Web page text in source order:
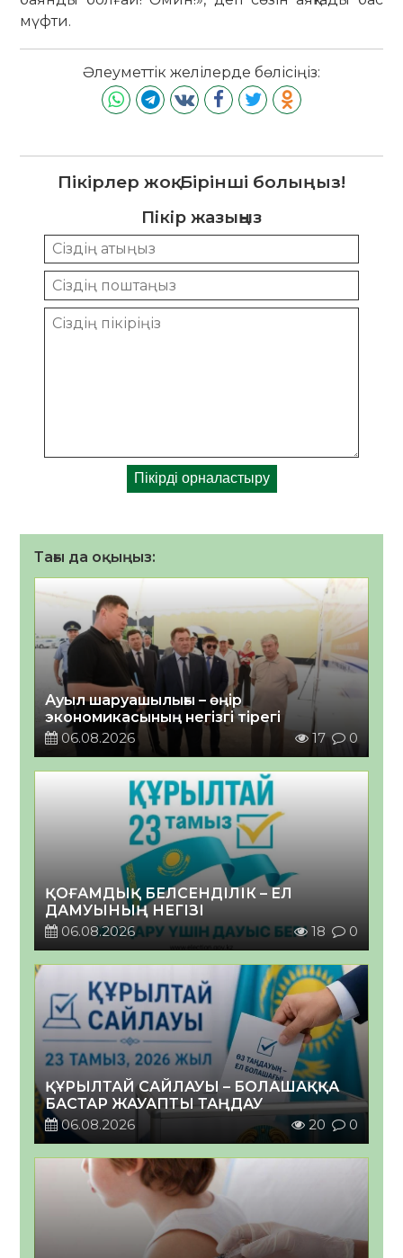
мүфти.
Әлеуметтік желілерде бөлісіңіз:
Пікірлер жоқ. Бірінші болыңыз!
Пікір жазыңыз
Тағы да оқыңыз:
Ауыл шаруашылығы – өңір
экономикасының негізгі тірегі
06.08.2026
17 0
ҚОҒАМДЫҚ БЕЛСЕНДІЛІК – ЕЛ
ДАМУЫНЫҢ НЕГІЗІ
06.08.2026
18 0
ҚҰРЫЛТАЙ САЙЛАУЫ – БОЛАШАҚҚА
БАСТАР ЖАУАПТЫ ТАҢДАУ
06.08.2026
20 0